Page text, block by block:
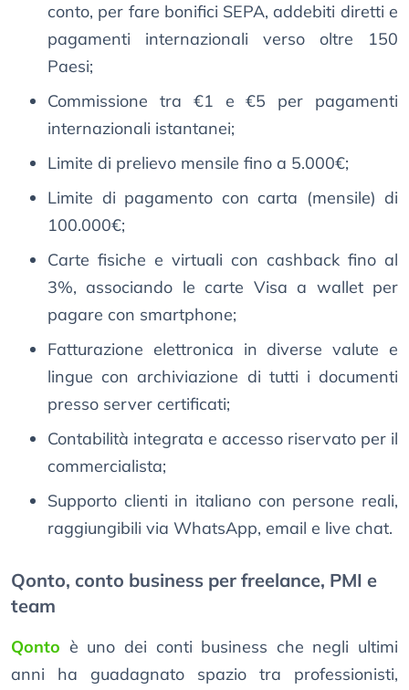
conto, per fare bonifici SEPA, addebiti diretti e
pagamenti internazionali verso oltre 150
Paesi;
Commissione tra €1 e €5 per pagamenti
internazionali istantanei;
Limite di prelievo mensile fino a 5.000€;
Limite di pagamento con carta (mensile) di
100.000€;
Carte fisiche e virtuali con cashback fino al
3%, associando le carte Visa a wallet per
pagare con smartphone;
Fatturazione elettronica in diverse valute e
lingue con archiviazione di tutti i documenti
presso server certificati;
Contabilità integrata e accesso riservato per il
commercialista;
Supporto clienti in italiano con persone reali,
raggiungibili via WhatsApp, email e live chat.
Qonto, conto business per freelance, PMI e
team
Qonto è uno dei conti business che negli ultimi
anni ha guadagnato spazio tra professionisti,